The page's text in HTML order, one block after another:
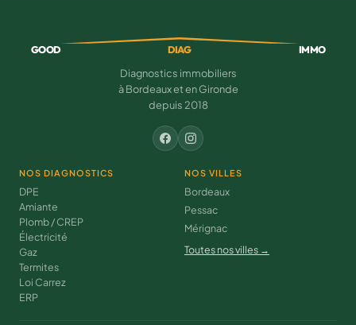
GOOD DIAG IMMO
Diagnostics immobiliers
à Bordeaux et en Gironde
depuis 2018
NOS DIAGNOSTICS
DPE
Amiante
Plomb / CREP
Électricité
Gaz
Termites
Loi Carrez
ERP
NOS VILLES
Bordeaux
Pessac
Mérignac
Toutes nos villes →